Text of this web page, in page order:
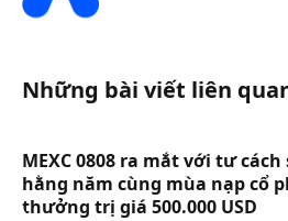
Những bài viết liên
MEXC 0808 ra mắt với tư
hằng năm cùng mùa nạp cổ
thưởng trị giá 500.000 USD